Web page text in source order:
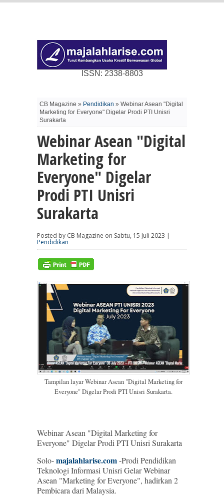
ISSN: 2338-8803
CB Magazine » Pendidikan » Webinar Asean "Digital
Marketing for Everyone" Digelar Prodi PTI Unisri
Surakarta
Webinar Asean "Digital
Marketing for
Everyone" Digelar
Prodi PTI Unisri
Surakarta
Posted by CB Magazine on Sabtu, 15 Juli 2023 |
Pendidikan
Tampilan layar Webinar Asean "Digital Marketing for
Everyone" Digelar Prodi PTI Unisri Surakarta.
Webinar Asean "Digital Marketing for
Everyone" Digelar Prodi PTI Unisri Surakarta
Solo-majalahlarise.com-Prodi Pendidikan
Teknologi Informasi Unisri Gelar Webinar
Asean "Marketing for Everyone", hadirkan 2
Pembicara dari Malaysia.